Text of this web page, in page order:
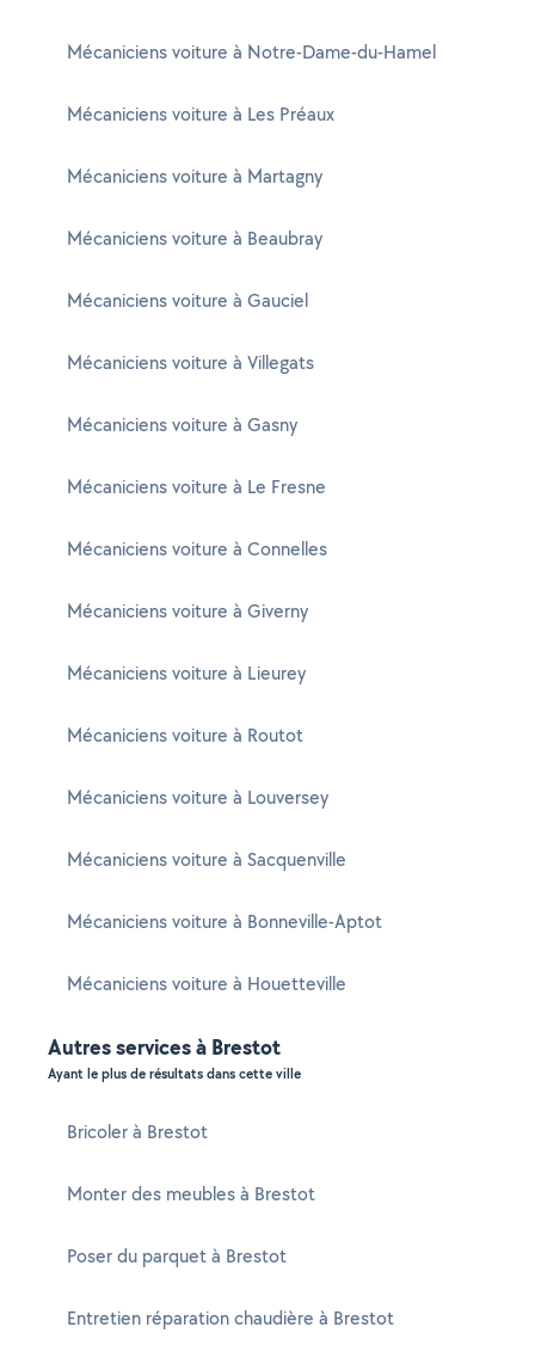
Mécaniciens voiture à Notre-Dame-du-Hamel
Mécaniciens voiture à Les Préaux
Mécaniciens voiture à Martagny
Mécaniciens voiture à Beaubray
Mécaniciens voiture à Gauciel
Mécaniciens voiture à Villegats
Mécaniciens voiture à Gasny
Mécaniciens voiture à Le Fresne
Mécaniciens voiture à Connelles
Mécaniciens voiture à Giverny
Mécaniciens voiture à Lieurey
Mécaniciens voiture à Routot
Mécaniciens voiture à Louversey
Mécaniciens voiture à Sacquenville
Mécaniciens voiture à Bonneville-Aptot
Mécaniciens voiture à Houetteville
Autres services à Brestot
Ayant le plus de résultats dans cette ville
Bricoler à Brestot
Monter des meubles à Brestot
Poser du parquet à Brestot
Entretien réparation chaudière à Brestot